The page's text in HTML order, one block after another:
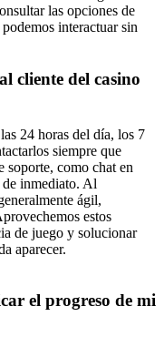
las opciones de
interactuar sin
cliente del casino
24 horas del día, los 7
siempre que
soporte, como chat en
inmediato. Al
ágil,
estos
de juego y solucionar
aparecer.
el progreso de mi